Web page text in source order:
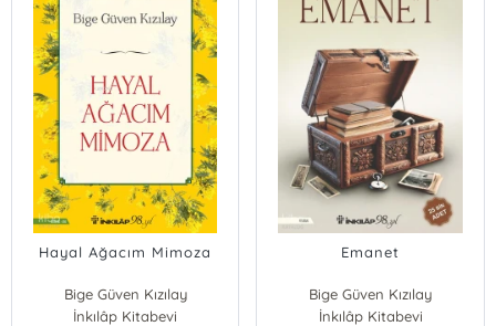
Hayal Ağacım Mimoza
Bige Güven Kızılay
İnkılâp Kitabevi
Emanet
Bige Güven Kızılay
İnkılâp Kitabevi